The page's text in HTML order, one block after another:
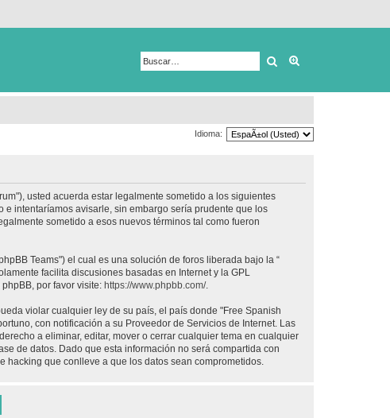
Buscar
Idioma:
usted acuerda estar legalmente sometido a los siguientes
e intentaríamos avisarle, sin embargo sería prudente que los
sometido a esos nuevos términos tal como fueron
Teams") el cual es una solución de foros liberada bajo la “
facilita discusiones basadas en Internet y la GPL
por favor visite: https://www.phpbb.com/.
violar cualquier ley de su país, el país donde "Free Spanish
con notificación a su Proveedor de Servicios de Internet. Las
a eliminar, editar, mover o cerrar cualquier tema en cualquier
de datos. Dado que esta información no será compartida con
que conlleve a que los datos sean comprometidos.